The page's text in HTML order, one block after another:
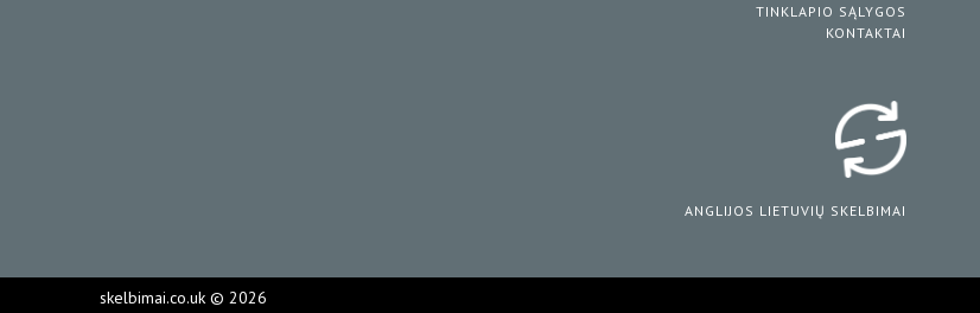
TINKLAPIO SĄLYGOS
KONTAKTAI
ANGLIJOS LIETUVIŲ SKELBIMAI
skelbimai.co.uk © 2026